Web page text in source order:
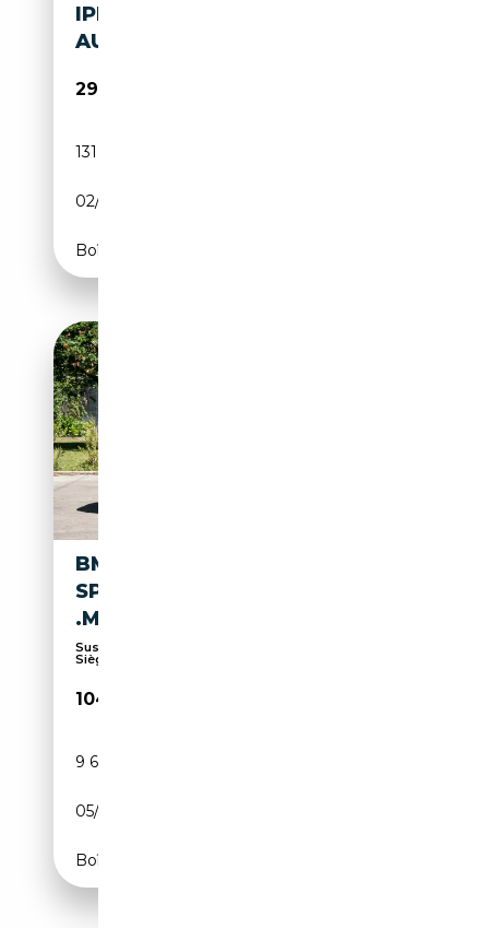
IPERFORMANCE M-SPORT
AUT. PANO|INDIVI
29 450€
131 952 km
02/2018
Boîte automatique
BMW 740 D M
SPORT.TOPZUSTAND.INDIVID
.MASSAGE.SKY
Suspension pneumatique, Toit panoramique,
Sièges m...
104 990€
9 600 km
05/2026
Boîte automatique